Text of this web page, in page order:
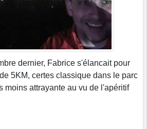
dernier, Fabrice s'élancait pour
5KM, certes classique dans le parc
moins attrayante au vu de l'apéritif